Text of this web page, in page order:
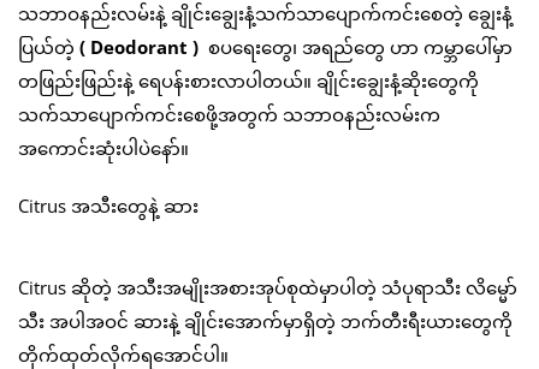
သဘာဝနည်းလမ်းနဲ့ ချိုင်းချွေးနံ့သက်သာပျောက်ကင်းစေတဲ့ ချွေးနံ့
ပြယ်တဲ့ ( Deodorant ) စပရေးတွေ၊ အရည်တွေ ဟာ ကမ္ဘာပေါ်မှာ
တဖြည်းဖြည်းနဲ့ ရေပန်းစားလာပါတယ်။ ချိုင်းချွေးနံ့ဆိုးတွေကို
သက်သာပျောက်ကင်းစေဖို့အတွက် သဘာဝနည်းလမ်းက
အကောင်းဆုံးပါပဲနော်။
Citrus အသီးတွေနဲ့ ဆား
Citrus ဆိုတဲ့ အသီးအမျိုးအစားအုပ်စုထဲမှာပါတဲ့ သံပုရာသီး လိမ္မော်
သီး အပါအဝင် ဆားနဲ့ ချိုင်းအောက်မှာရှိတဲ့ ဘက်တီးရီးယားတွေကို
တိုက်ထုတ်လိုက်ရအောင်ပါ။